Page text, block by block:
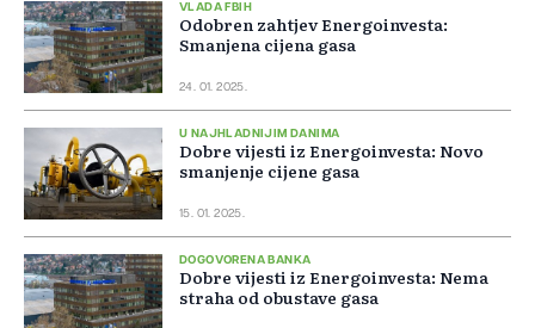
VLADA FBIH
Odobren zahtjev Energoinvesta:
Smanjena cijena gasa
24. 01. 2025.
U NAJHLADNIJIM DANIMA
Dobre vijesti iz Energoinvesta: Novo
smanjenje cijene gasa
15. 01. 2025.
DOGOVORENA BANKA
Dobre vijesti iz Energoinvesta: Nema
straha od obustave gasa